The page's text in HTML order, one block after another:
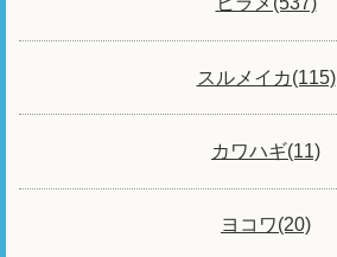
スルメイカ(115)
カワハギ(11)
ヨコワ(20)